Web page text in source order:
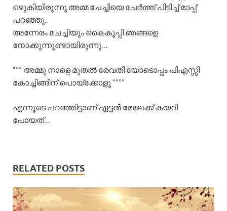
ഒഴുകിയിരുന്നു അമ്മ ചേച്ചിയെ ചേർത്ത് പിടിച്ച് മാപ്പ്
പറഞ്ഞു..
അന്നേരം ചേച്ചിയും കൈകൂപ്പി ഞങ്ങളെ
നോക്കുന്നുണ്ടായിരുന്നു…
“”” അമ്മു നാളെ മുതൽ രേവതി യോടൊപ്പം പിഎസ്സി
കോച്ചിങ്ങിന് പൊയ്ക്കോളൂ “”””
എന്നൂടെ പറഞ്ഞിട്ടാണ് ഏട്ടൻ മേലേക്ക് കയറി
പോയത്…
RELATED POSTS